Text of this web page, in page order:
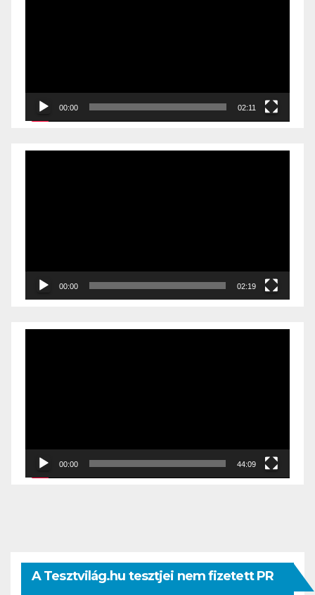
00:00 02:11
00:00 02:19
00:00 44:09
A Tesztvilág.hu tesztjei nem fizetett PR